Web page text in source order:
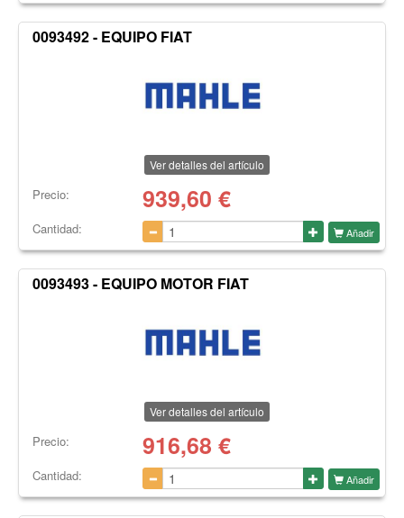
0093492 - EQUIPO FIAT
Ver detalles del artículo
Precio: 939,60 €
Cantidad: Añadir
0093493 - EQUIPO MOTOR FIAT
Ver detalles del artículo
Precio: 916,68 €
Cantidad: Añadir